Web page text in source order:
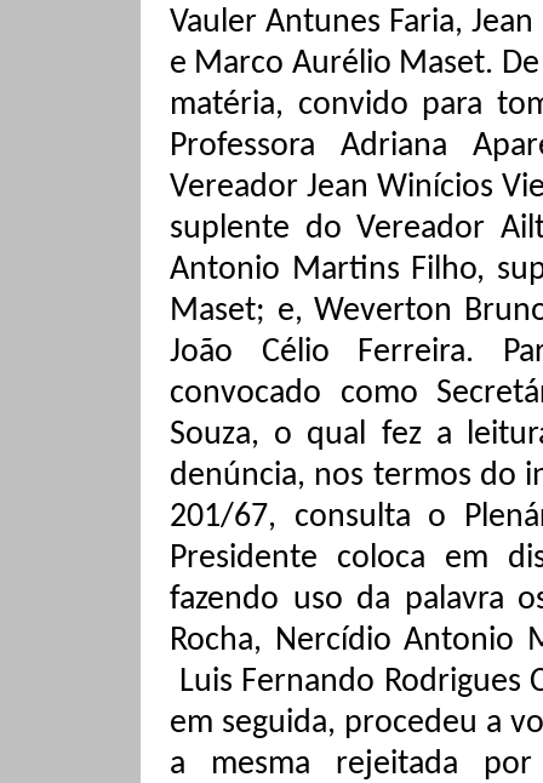
Vauler Antunes Faria, Jean
e Marco Aurélio Maset.
matéria, convido para
Professora Adriana
Vereador JeanWinícios
suplente do Vereador
Antonio Martins Filho,
Maset; e,Weverton
João Célio Ferreira.
convocado como
Souza, o qual fez a
denúncia, nos termos do
201/67, consulta o
Presidente coloca em
fazendo uso da palavra
Rocha, Nercídio Antonio
Luis Fernando Rodrigues
em seguida, procedeu a
a mesma rejeitada